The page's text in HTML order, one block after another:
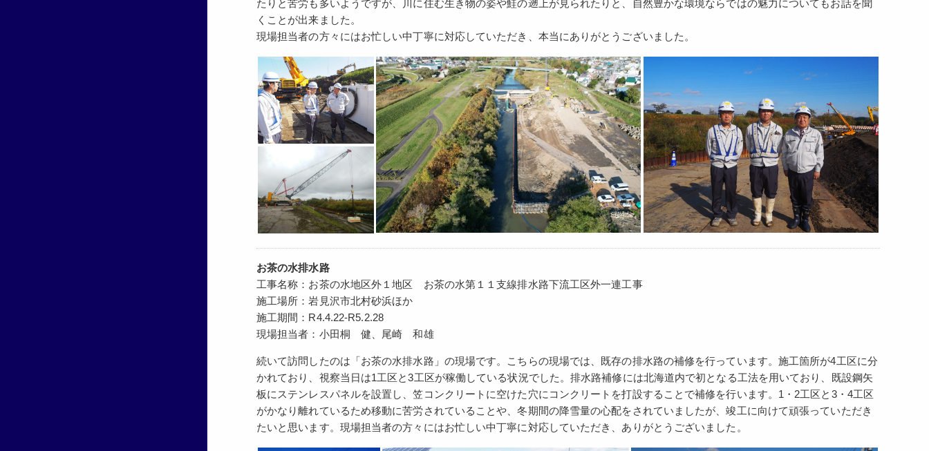
たりと苦労も多いようですが、川に住む生き物の姿や鮭の遡上が見られたりと、自然豊かな環境ならではの魅力についてもお話を聞
くことが出来ました。
現場担当者の方々にはお忙しい中丁寧に対応していただき、本当にありがとうございました。
お茶の水排水路
工事名称：お茶の水地区外１地区 お茶の水第１１支線排水路下流工区外一連工事
施工場所：岩見沢市北村砂浜ほか
施工期間：R4.4.22-R5.2.28
現場担当者：小田桐 健、尾崎 和雄
続いて訪問したのは「お茶の水排水路」の現場です。こちらの現場では、既存の排水路の補修を行っています。施工箇所が4工区に分
かれており、視察当日は1工区と3工区が稼働している状況でした。排水路補修には北海道内で初となる工法を用いており、既設鋼矢
板にステンレスパネルを設置し、笠コンクリートに空けた穴にコンクリートを打設することで補修を行います。1・2工区と3・4工区
がかなり離れているため移動に苦労されていることや、冬期間の降雪量の心配をされていましたが、竣工に向けて頑張っていただき
たいと思います。現場担当者の方々にはお忙しい中丁寧に対応していただき、ありがとうございました。